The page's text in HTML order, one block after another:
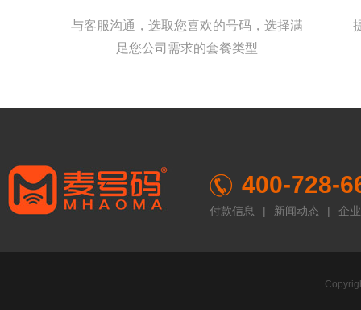
与客服沟通，选取您喜欢的号码，选择满
足您公司需求的套餐类型
400-728-
付款信息 | 新闻动态 | 企